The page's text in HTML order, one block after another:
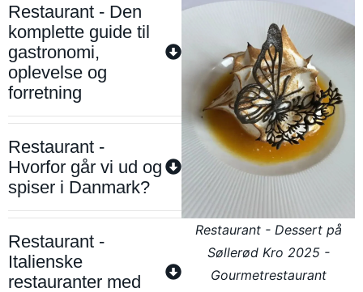
Restaurant - Den
komplette guide til
gastronomi,
oplevelse og
forretning
Restaurant -
Hvorfor går vi ud og
spiser i Danmark?
Restaurant -
Italienske
restauranter med
Restaurant - Dessert på
Søllerød Kro 2025 -
Gourmetrestaurant